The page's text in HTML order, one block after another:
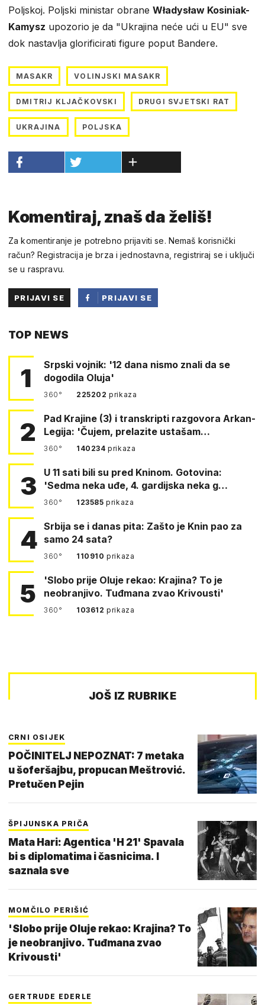
Poljskoj. Poljski ministar obrane Władysław Kosiniak-
Kamysz upozorio je da "Ukrajina neće ući u EU" sve
dok nastavlja glorificirati figure poput Bandere.
MASAKR VOLINJSKI MASAKR
DMITRIJ KLJAČKOVSKI DRUGI SVJETSKI RAT
UKRAJINA POLJSKA
Komentiraj, znaš da želiš!
Za komentiranje je potrebno prijaviti se. Nemaš korisnički
račun? Registracija je brza i jednostavna, registriraj se i uključi
se u raspravu.
PRIJAVI SE
PRIJAVI SE
TOP NEWS
1
Srpski vojnik: '12 dana nismo znali da se
dogodila Oluja'
360° 225202prikaza
2
Pad Krajine (3) i transkripti razgovora Arkan-
Legija: 'Čujem, prelazite ustašam…
360° 140234prikaza
3
U 11 sati bili su pred Kninom. Gotovina:
'Sedma neka uđe, 4. gardijska neka g…
360° 123585prikaza
4 Srbija se i danas pita: Zašto je Knin pao za
samo 24 sata?
360° 110910prikaza
5
'Slobo prije Oluje rekao: Krajina? To je
neobranjivo. Tuđmana zvao Krivousti'
360° 103612prikaza
JOŠ IZ RUBRIKE
CRNI OSIJEK
POČINITELJ NEPOZNAT: 7 metaka
u šoferšajbu, propucan Meštrović.
Pretučen Pejin
ŠPIJUNSKA PRIČA
Mata Hari: Agentica 'H 21' Spavala
bi s diplomatima i časnicima. I
saznala sve
MOMČILO PERIŠIĆ
'Slobo prije Oluje rekao: Krajina? To
je neobranjivo. Tuđmana zvao
Krivousti'
GERTRUDE EDERLE